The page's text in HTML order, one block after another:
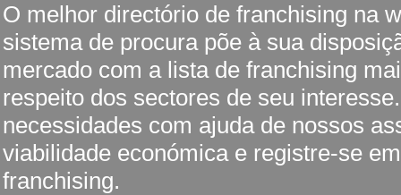
O melhor directório de franchising na
sistema de procura põe à sua
mercado com a lista de franchising
respeito dos sectores de seu
necessidades com ajuda de nossos
viabilidade económica e registre-se
franchising.